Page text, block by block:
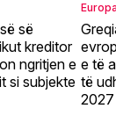
së
kreditor
ngritjen e
si subjekte
Europa
e të
të
2027